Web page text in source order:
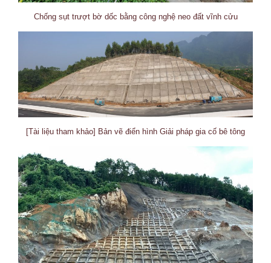
Chống sụt trượt bờ dốc bằng công nghệ neo đất vĩnh cửu
[Tài liệu tham khảo] Bản vẽ điển hình Giải pháp gia cố bê tông